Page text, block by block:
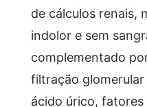
de cálculos renais,
indolor e sem
complementado
filtração
ácido úrico, fatores